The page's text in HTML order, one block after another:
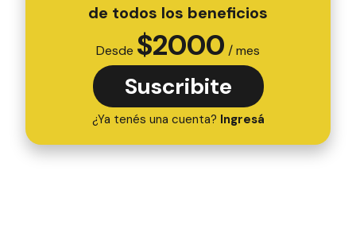
de todos los beneficios
Desde $2000 / mes
Suscribite
¿Ya tenés una cuenta? Ingresá